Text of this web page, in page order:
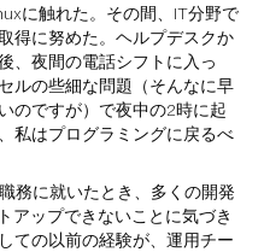
に触れた。その間、IT分野で
得に努めた。ヘルプデスクか
、夜間の電話シフトに入っ
ルの些細な問題（そんなに早
のですが）で夜中の2時に起
私はプログラミングに戻るべ
務に就いたとき、多くの開発
アップできないことに気づき
ての以前の経験が、運用チー